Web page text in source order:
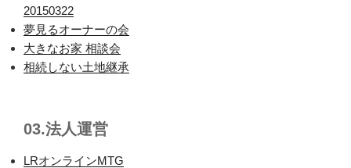
20150322
夢見るオーナーの会
大きなお家 相談会
相続しない土地継承
03.法人運営
LRオンラインMTG